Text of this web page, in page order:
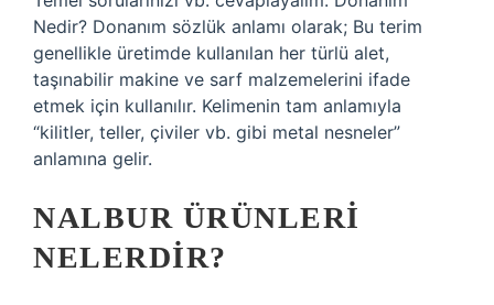
Nedir? Donanım sözlük anlamı olarak; Bu terim
genellikle üretimde kullanılan her türlü alet,
taşınabilir makine ve sarf malzemelerini ifade
etmek için kullanılır. Kelimenin tam anlamıyla
“kilitler, teller, çiviler vb. gibi metal nesneler”
anlamına gelir.
NALBUR ÜRÜNLERI
NELERDIR?